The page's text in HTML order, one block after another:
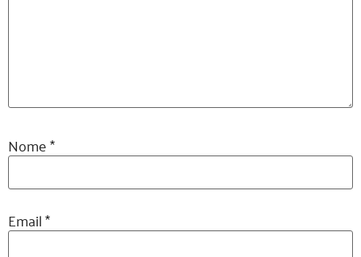
Nome*
Email*